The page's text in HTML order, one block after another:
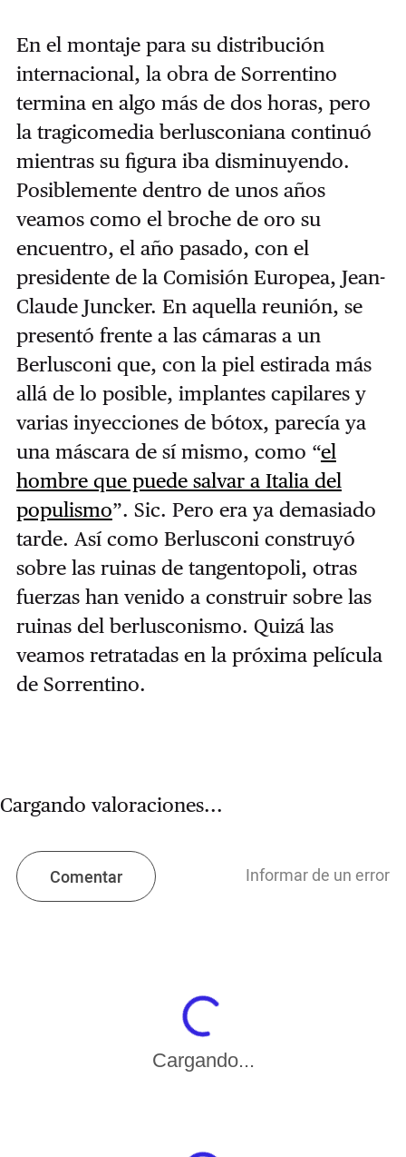
En el montaje para su distribución
internacional, la obra de Sorrentino
termina en algo más de dos horas, pero
la tragicomedia berlusconiana continuó
mientras su figura iba disminuyendo.
Posiblemente dentro de unos años
veamos como el broche de oro su
encuentro, el año pasado, con el
presidente de la Comisión Europea, Jean-
Claude Juncker. En aquella reunión, se
presentó frente a las cámaras a un
Berlusconi que, con la piel estirada más
allá de lo posible, implantes capilares y
varias inyecciones de bótox, parecía ya
una máscara de sí mismo, como “el
hombre que puede salvar a Italia del
populismo”. Sic. Pero era ya demasiado
tarde. Así como Berlusconi construyó
sobre las ruinas de tangentopoli, otras
fuerzas han venido a construir sobre las
ruinas del berlusconismo. Quizá las
veamos retratadas en la próxima película
de Sorrentino.
Cargando valoraciones...
Comentar Informar de un error
Cargando...